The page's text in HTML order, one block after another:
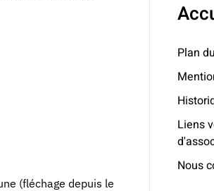
(fléchage depuis le
Plan
Liens
Nous